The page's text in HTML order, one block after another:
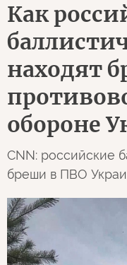
Как
находят
обороне
CNN: российские
бреши в ПВО